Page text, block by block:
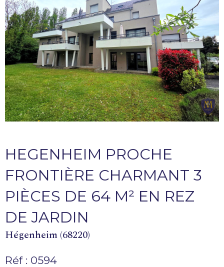
HEGENHEIM PROCHE
FRONTIÈRE CHARMANT 3
PIÈCES DE 64 M² EN REZ
DE JARDIN
Hégenheim (68220)
Réf : 0594